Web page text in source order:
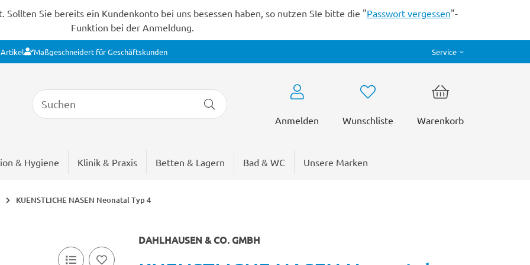
Sie bereits ein Kundenkonto bei uns besessen haben, so nutzen SIe bitte die "Passwort vergessen"-
Funktion bei der Anmeldung.
Artikel Maßgeschneidert für Geschäftskunden Service
Anmelden Wunschliste Warenkorb
& Hygiene Klinik & Praxis Betten & Lagern Bad & WC Unsere Marken
KUENSTLICHE NASEN Neonatal Typ 4
DAHLHAUSEN & CO. GMBH